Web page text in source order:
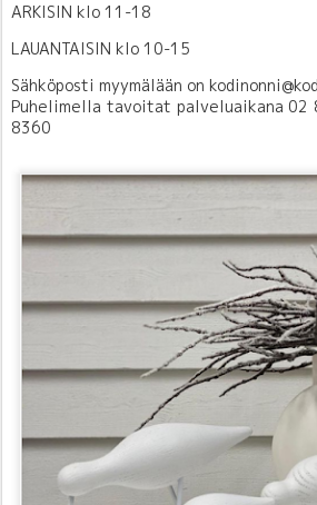
ARKISIN klo 11-18
LAUANTAISIN klo 10-15
Sähköposti myymälään on
Puhelimella tavoitat palveluaikana
8360